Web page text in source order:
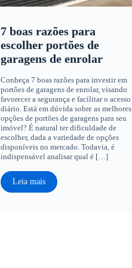
7 boas razões para
escolher portões de
garagens de enrolar
Conheça 7 boas razões para investir em
portões de garagens de enrolar, visando
favorecer a segurança e facilitar o acesso
diário. Está em dúvida sobre as melhores
opções de portões de garagens para seu
imóvel? É natural ter dificuldade de
escolher, dada a variedade de opções
disponíveis no mercado. Todavia, é
indispensável analisar qual é […]
Leia mais